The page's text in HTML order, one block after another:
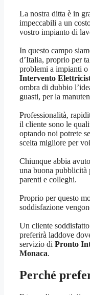
La nostra ditta è in
impeccabili a un
vostro impianto di
In questo campo
d’Italia, proprio per
problemi a impianti o
Intervento
ombra di dubbio
guasti, per la
Professionalità,
il cliente sono le
optando noi potrete
scelta migliore per
Chiunque abbia
una buona pubblicità
parenti e colleghi.
Proprio per questo
soddisfazione
Un cliente
preferirà laddove
servizio di Pronto
Monaca.
Perché